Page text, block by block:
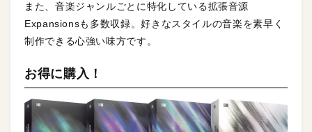
また、音楽ジャンルごとに特化している拡張音源
Expansionsも多数収録。好きなスタイルの音楽を素早く
制作できる心強い味方です。
お得に購入！